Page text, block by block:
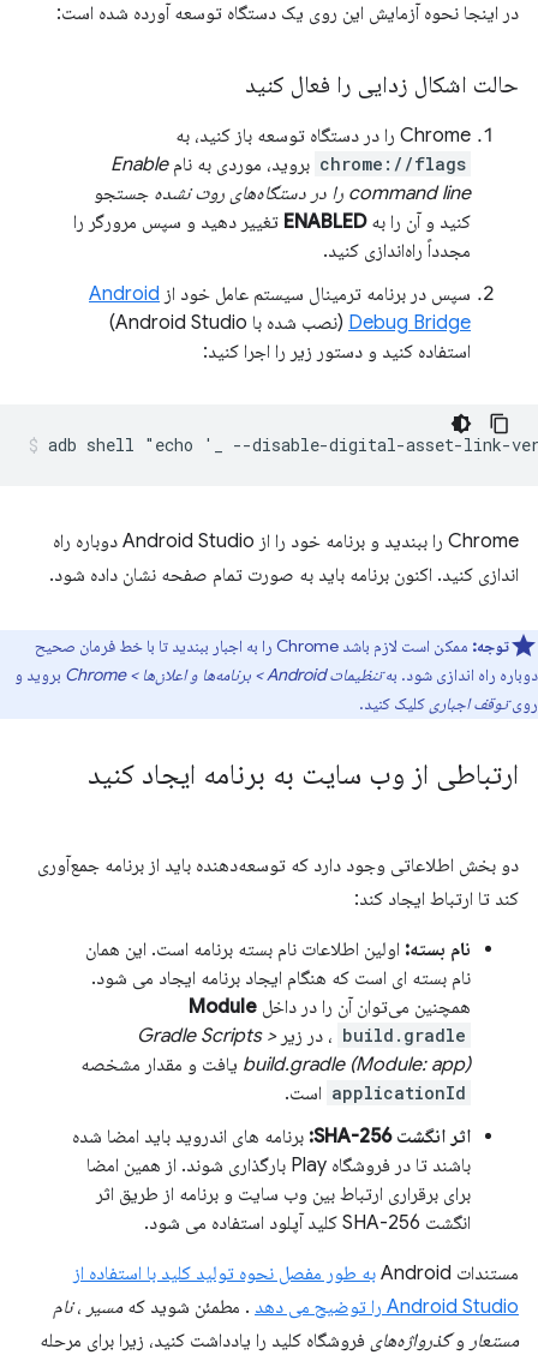
در اینجا نحوه آزمایش این روی یک دستگاه توسعه آورده شده است:
حالت اشکال زدایی را فعال کنید
Chrome را در دستگاه توسعه باز کنید، به
chrome://flags بروید، موردی به نامEnable
command line را در دستگاه‌های روت نشده
جستجو
کنید و آن را بهENABLED تغییر دهید و سپس مرورگر را
مجدداً راه‌اندازی کنید.
سپس در برنامه ترمینال سیستم عامل خود از Android
Debug Bridge
(نصب شده با Android Studio)
استفاده کنید و دستور زیر را اجرا کنید:
Chrome را ببندید و برنامه خود را از Android Studio دوباره راه
اندازی کنید. اکنون برنامه باید به صورت تمام صفحه نشان داده شود.
توجه:
ممکن است لازم باشد Chrome را به اجبار ببندید تا با خط فرمان صحیح
دوباره راه اندازی شود. بهتنظیمات Android > برنامه‌ها و اعلان‌ها > Chrome
بروید و
رویتوقف اجباری کلیک کنید.
ارتباطی از وب سایت به برنامه ایجاد کنید
دو بخش اطلاعاتی وجود دارد که توسعه‌دهنده باید از برنامه جمع‌آوری
کند تا ارتباط ایجاد کند:
نام بسته: اولین اطلاعات نام بسته برنامه است. این همان
نام بسته ای است که هنگام ایجاد برنامه ایجاد می شود.
همچنین می‌توان آن را در داخل Module
build.gradle ، در زیرGradle Scripts >
build.gradle (Module: app) یافت و مقدار مشخصه
applicationId است.
اثر انگشت SHA-256:
برنامه های اندروید باید امضا شده
باشند تا در فروشگاه Play بارگذاری شوند. از همین امضا
برای برقراری ارتباط بین وب سایت و برنامه از طریق اثر
انگشت SHA-256 کلید آپلود استفاده می شود.
مستندات Android
به طور مفصل نحوه تولید کلید با استفاده از
Android Studio را توضیح می دهد
. مطمئن شوید که مسیر ،نام
مستعار وگذرواژه‌های فروشگاه کلید را یادداشت کنید، زیرا برای مرحله